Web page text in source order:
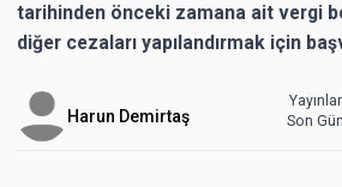
tarihinden önceki zamana ait vergi
diğer cezaları yapılandırmak için
Harun Demirtaş
Son